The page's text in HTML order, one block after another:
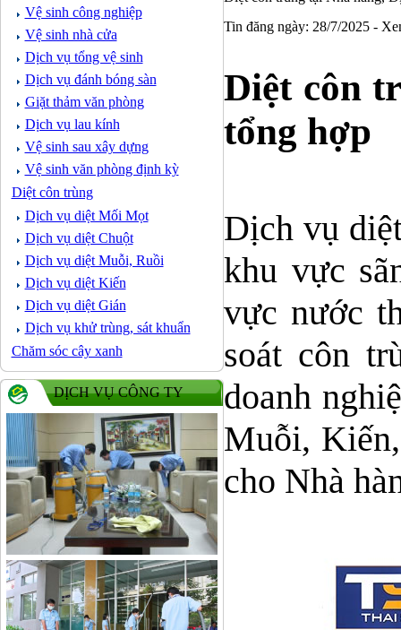
Vệ sinh công nghiệp
Vệ sinh nhà cửa
Dịch vụ tổng vệ sinh
Dịch vụ đánh bóng sàn
Giặt thảm văn phòng
Dịch vụ lau kính
Vệ sinh sau xây dựng
Vệ sinh văn phòng định kỳ
Diệt côn trùng
Dịch vụ diệt Mối Mọt
Dịch vụ diệt Chuột
Dịch vụ diệt Muỗi, Ruồi
Dịch vụ diệt Kiến
Dịch vụ diệt Gián
Dịch vụ khử trùng, sát khuẩn
Chăm sóc cây xanh
DỊCH VỤ CÔNG TY
Tin đăng ngày: 28/7/2025 -
Diệt côn
tổng hợp
Dịch vụ
khu vực
vực nước
soát côn
doanh
Muỗi,
cho Nhà